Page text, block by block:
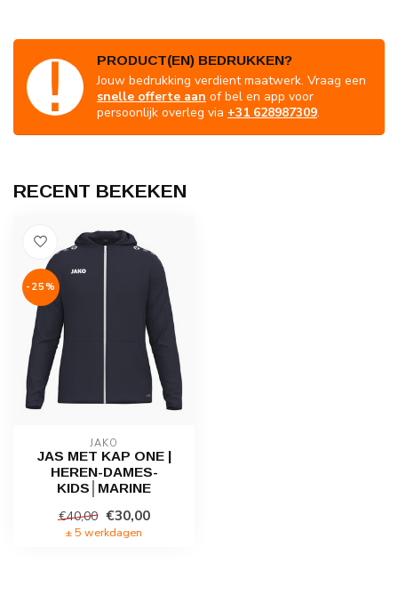
PRODUCT(EN) BEDRUKKEN?
Jouw bedrukking verdient maatwerk. Vraag een
snelle offerte aan of bel en app voor
persoonlijk overleg via +31 628987309.
RECENT BEKEKEN
-25%
JAKO
JAS MET KAP ONE |
HEREN-DAMES-
KIDS│MARINE
€40,00 €30,00
± 5 werkdagen